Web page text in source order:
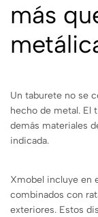
más
Un taburete no se
hecho de metal. El
demás materiales
indicada.
Xmobel incluye en
combinados con
exteriores. Estos